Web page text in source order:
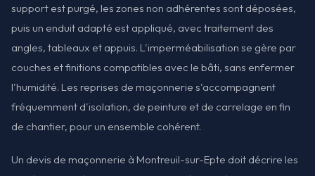
support est purgé, les zones non adhérentes sont déposées,
puis un enduit adapté est appliqué, avec traitement des
angles, tableaux et appuis. L'imperméabilisation se gère par
couches et finitions compatibles avec le bâti, sans enfermer
l'humidité. Les reprises de maçonnerie s'accompagnent
fréquemment d'isolation, de peinture et de carrelage en fin
de chantier, pour un ensemble cohérent.
Un devis de maçonnerie à Montreuil-sur-Epte doit décrire les